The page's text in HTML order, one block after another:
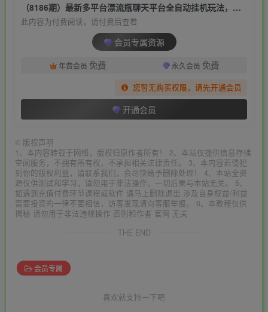
（8186期）最新多平台漂流瓶聊天平台全自动挂机玩法，单窗口日收益30-50+【挂机脚…
此内容为付费阅读，请付费后查看
会员专属资源
年费会员 免费 永久会员 免费
您暂无购买权限，请先开通会员
开通会员
© 版权声明
1、本内容转载于网络，版权归原作者所有！ 2、本站仅提供信息存储
空间服务，不拥有所有权，不承担相关法律责任。 3、本内容若侵犯
到你的版权利益，请联系我们，会尽快给予删除处理！ 4、本站全资
源仅供测试和学习，请勿用于非法操作，一切后果与本站无关。 5、
如遇到充值付费环节课程或软件 请马上删除退出 涉及自身权益/利益
需要投资的一律不要相信，访客发现请向客服举报。 6、本教程仅供
揭秘 请勿用于非法违规操作 否则和作者 官网 无关
THE END
会员专属
喜欢就支持一下吧